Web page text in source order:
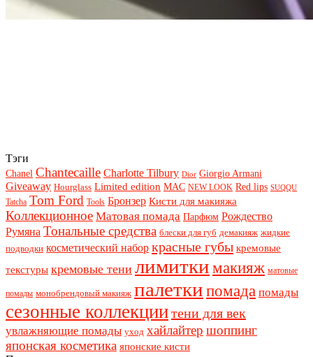
Тэги
Chanel Chantecaille Charlotte Tilbury Dior Giorgio Armani
Giveaway Hourglass Limited edition MAC NEW LOOK Red lips SUQQU
Tatcha Tom Ford Tools Бронзер Кисти для макияжа
Коллекционное Матовая помада Парфюм Рождество
Румяна Тональные средства блески для губ демакияж жидкие
подводки косметический набор красные губы кремовые
текстуры кремовые тени лимиткимакияж матовые
помады монобрендовый макияж палеткипомада помады
сезонные коллекциитени для век
увлажняющие помады уход хайлайтер шоппинг
японская косметика японские кисти